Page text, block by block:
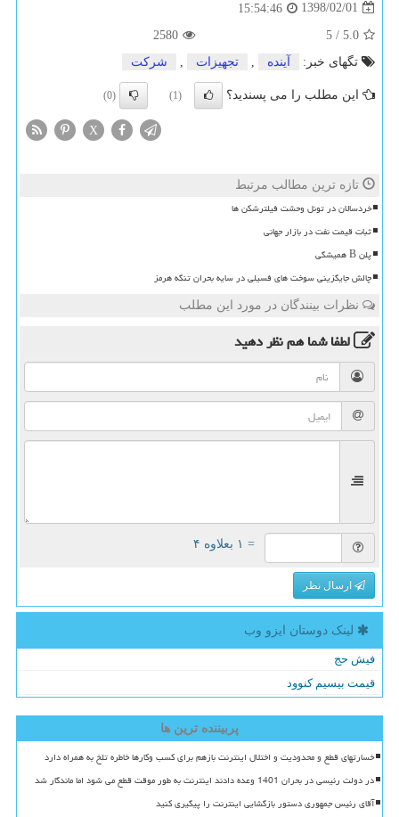
1398/02/01
15:54:46
5.0
/
5
2580
تگهای خبر:
آینده , تجهیزات , شركت
این مطلب را می پسندید؟ (1)
(0)
X
تازه ترین مطالب مرتبط
خردسالان در تونل وحشت فیلترشکن ها
ثبات قیمت نفت در بازار جهانی
پلن B همیشگی
چالش جایگزینی سوخت های فسیلی در سایه بحران تنگه هرمز
نظرات بینندگان در مورد این مطلب
لطفا شما همنظر دهید
= ۱ بعلاوه ۴
ارسال نظر
لینک دوستان ایزو وب
فیش حج
قیمت بیسیم کنوود
پربیننده ترین ها
خسارتهای قطع و محدودیت و اختلال اینترنت بازهم برای کسب وکارها خاطره تلخ به همراه دارد
در دولت رئیسی در بحران 1401 وعده دادند اینترنت به طور موقت قطع می شود اما ماندگار شد
آقای رئیس جمهوری دستور بازگشایی اینترنت را پیگیری کنید